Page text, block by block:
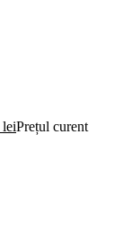
leiPrețul curent